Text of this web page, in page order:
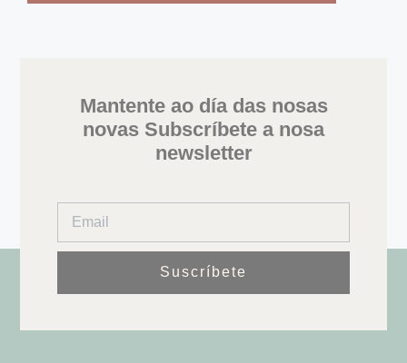
Mantente ao día das nosas
novas Subscríbete a nosa
newsletter
Suscríbete